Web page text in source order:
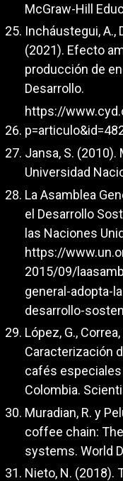
McGraw-Hill
Incháustegui, A.,
(2021). Efecto
producción de
Desarrollo.
https://
Jansa, S. (2010).
Universidad
La Asamblea
el Desarrollo
las Naciones
https://
2015/09/
general-adopta-
desarrollo-
López, G.,
Caracterización
cafés especiales
Colombia.
Muradian, R. y
coffee chain:
systems. World
Nieto, N. (2018).